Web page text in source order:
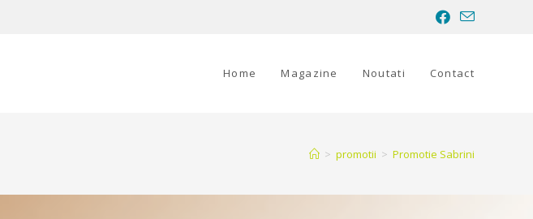
Home Magazine Noutati Contact
> promotii > Promotie Sabrini